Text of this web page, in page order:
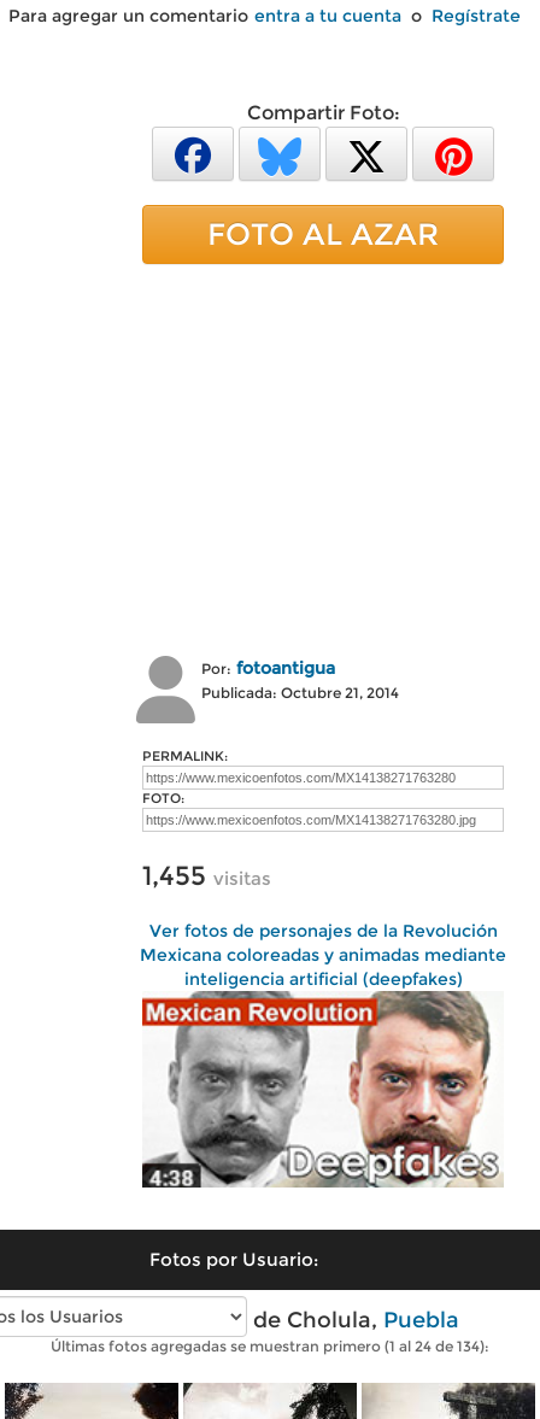
Para agregar un comentario entra a tu cuenta o Regístrate
Compartir Foto:
FOTO AL AZAR
Por: fotoantigua
Publicada: Octubre 21, 2014
PERMALINK:
FOTO:
1,455 visitas
Ver fotos de personajes de la Revolución
Mexicana coloreadas y animadas mediante
inteligencia artificial (deepfakes)
Fotos por Usuario:
Fotos antiguas de Cholula, Puebla
Últimas fotos agregadas se muestran primero (1 al 24 de 134):